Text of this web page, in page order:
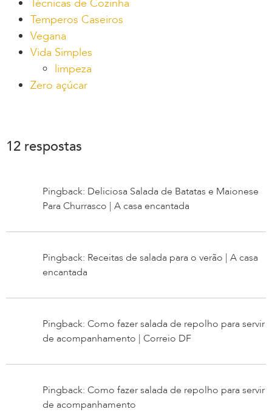
Técnicas de Cozinha
Temperos Caseiros
Vegana
Vida Simples
limpeza
Zero açúcar
12 respostas
Pingback: Deliciosa Salada de Batatas e Maionese
Para Churrasco | A casa encantada
Pingback: Receitas de salada para o verão | A casa
encantada
Pingback: Como fazer salada de repolho para servir
de acompanhamento | Correio DF
Pingback: Como fazer salada de repolho para servir
de acompanhamento